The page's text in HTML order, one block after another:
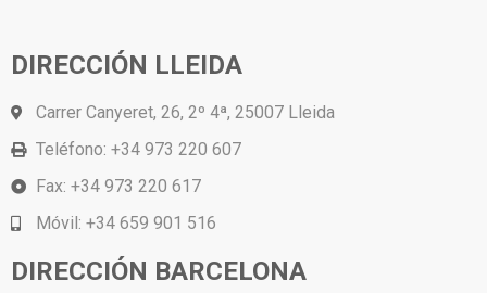
DIRECCIÓN LLEIDA
Carrer Canyeret, 26, 2º 4ª, 25007 Lleida
Teléfono: +34 973 220 607
Fax: +34 973 220 617
Móvil: +34 659 901 516
DIRECCIÓN BARCELONA